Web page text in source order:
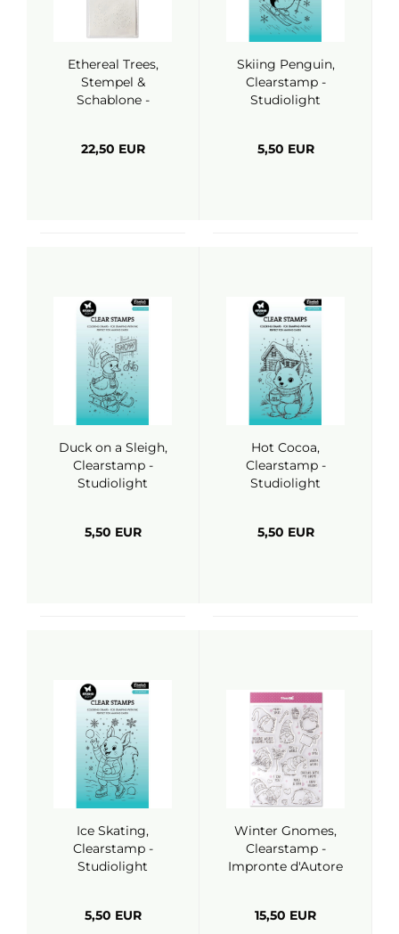
Ethereal Trees,
Stempel &
Schablone -
22,50 EUR
Skiing Penguin,
Clearstamp -
Studiolight
5,50 EUR
Duck on a Sleigh,
Clearstamp -
Studiolight
5,50 EUR
Hot Cocoa,
Clearstamp -
Studiolight
5,50 EUR
Ice Skating,
Clearstamp -
Studiolight
5,50 EUR
Winter Gnomes,
Clearstamp -
Impronte d'Autore
15,50 EUR